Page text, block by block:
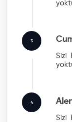
3
Sizi
4
Sizi